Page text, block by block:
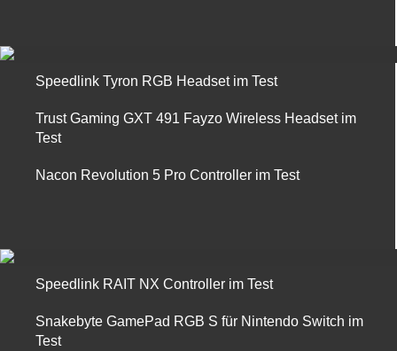
Speedlink Tyron RGB Headset im Test
Trust Gaming GXT 491 Fayzo Wireless Headset im
Test
Nacon Revolution 5 Pro Controller im Test
Speedlink RAIT NX Controller im Test
Snakebyte GamePad RGB S für Nintendo Switch im
Test